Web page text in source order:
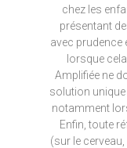
chez les
présentant
avec
lorsque
Amplifiée ne
solution
notamment
Enfin, toute
(sur le